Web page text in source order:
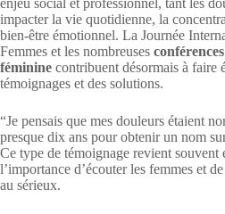
enjeu social et professionnel, tant les
impacter la vie quotidienne, la
bien-être émotionnel. La Journée
Femmes et les nombreuses
féminine contribuent désormais à faire
témoignages et des solutions.
“Je pensais que mes douleurs étaient
presque dix ans pour obtenir un nom
Ce type de témoignage revient souvent
l’importance d’écouter les femmes et
au sérieux.